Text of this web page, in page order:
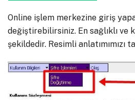
Online işlem merkezine giriş
değiştirebilirsiniz. En sağlıklı ve
şekildedir. Resimli anlatımımızı